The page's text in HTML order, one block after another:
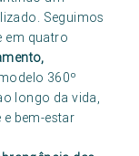
Seguimos
em quatro
360º
longo da vida,
bem-estar